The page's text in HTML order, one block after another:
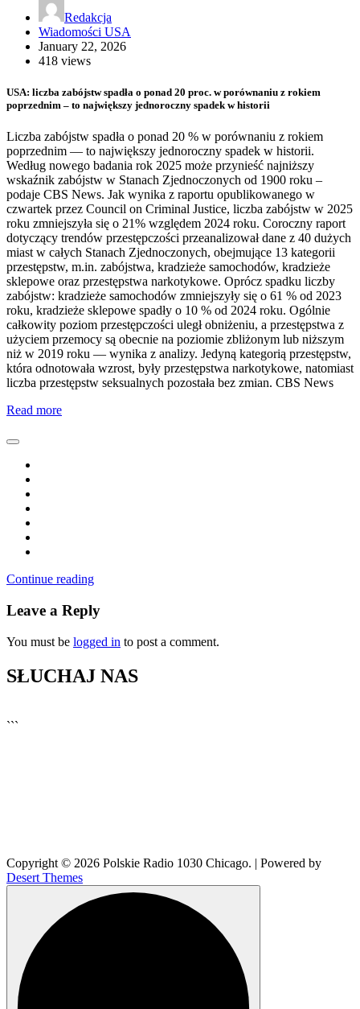
Redakcja
Wiadomości USA
January 22, 2026
418 views
USA: liczba zabójstw spadła o ponad 20 proc. w porównaniu z rokiem
poprzednim – to największy jednoroczny spadek w historii
Liczba zabójstw spadła o ponad 20 % w porównaniu z rokiem
poprzednim — to największy jednoroczny spadek w historii.
Według nowego badania rok 2025 może przynieść najniższy
wskaźnik zabójstw w Stanach Zjednoczonych od 1900 roku –
podaje CBS News. Jak wynika z raportu opublikowanego w
czwartek przez Council on Criminal Justice, liczba zabójstw w 2025
roku zmniejszyła się o 21% względem 2024 roku. Coroczny raport
dotyczący trendów przestępczości przeanalizował dane z 40 dużych
miast w całych Stanach Zjednoczonych, obejmujące 13 kategorii
przestępstw, m.in. zabójstwa, kradzieże samochodów, kradzieże
sklepowe oraz przestępstwa narkotykowe. Oprócz spadku liczby
zabójstw: kradzieże samochodów zmniejszyły się o 61 % od 2023
roku, kradzieże sklepowe spadły o 10 % od 2024 roku. Ogólnie
całkowity poziom przestępczości uległ obniżeniu, a przestępstwa z
użyciem przemocy są obecnie na poziomie zbliżonym lub niższym
niż w 2019 roku — wynika z analizy. Jedyną kategorią przestępstw,
która odnotowała wzrost, były przestępstwa narkotykowe, natomiast
liczba przestępstw seksualnych pozostała bez zmian. CBS News
Read more
Continue reading
Leave a Reply
You must be logged in to post a comment.
SŁUCHAJ NAS
```
Copyright © 2026 Polskie Radio 1030 Chicago. | Powered by
Desert Themes